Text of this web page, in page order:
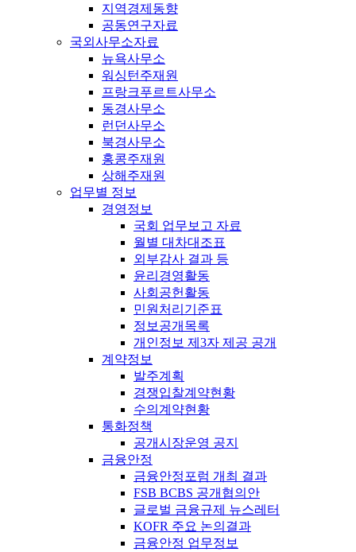
지역경제동향
공동연구자료
국외사무소자료
뉴욕사무소
워싱턴주재원
프랑크푸르트사무소
동경사무소
런던사무소
북경사무소
홍콩주재원
상해주재원
업무별 정보
경영정보
국회 업무보고 자료
월별 대차대조표
외부감사 결과 등
윤리경영활동
사회공헌활동
민원처리기준표
정보공개목록
개인정보 제3자 제공 공개
계약정보
발주계획
경쟁입찰계약현황
수의계약현황
통화정책
공개시장운영 공지
금융안정
금융안정포럼 개최 결과
FSB BCBS 공개협의안
글로벌 금융규제 뉴스레터
KOFR 주요 논의결과
금융안정 업무정보